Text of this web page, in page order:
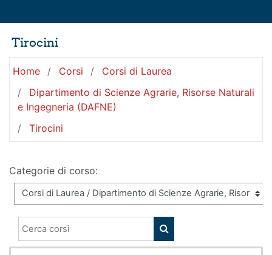
Tirocini
Home Corsi
Corsi di Laurea
Dipartimento di Scienze Agrarie, Risorse Naturali
e Ingegneria (DAFNE)
Tirocini
Categorie di corso:
Cerca corsi
CERCA CORSI